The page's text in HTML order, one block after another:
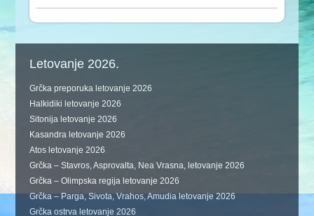
Letovanje 2026.
Grčka preporuka letovanje 2026
Halkidiki letovanje 2026
Sitonija letovanje 2026
Kasandra letovanje 2026
Atos letovanje 2026
Grčka – Stavros, Asprovalta, Nea Vrasna, letovanje 2026
Grčka – Olimpska regija letovanje 2026
Grčka – Parga, Sivota, Vrahos, Amudia letovanje 2026
Grčka ostrva letovanje 2026